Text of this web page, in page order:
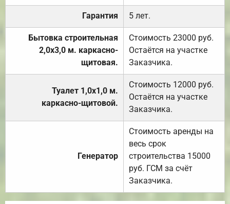
Гарантия 5 лет.
Бытовка строительная
2,0х3,0 м. каркасно-
щитовая.
Стоимость 23000 руб.
Остаётся на участке
Заказчика.
Туалет 1,0х1,0 м.
каркасно-щитовой.
Стоимость 12000 руб.
Остаётся на участке
Заказчика.
Генератор
Стоимость аренды на
весь срок
строительства 15000
руб. ГСМ за счёт
Заказчика.